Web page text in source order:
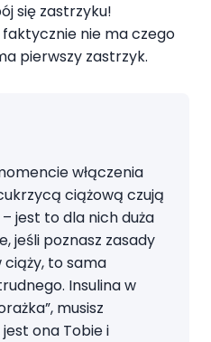
się zastrzyku!
faktycznie nie ma czego
pierwszy zastrzyk.
włączenia
ciążową czują
jest to dla nich duża
jeśli poznasz zasady
ciąży, to sama
Insulina w
musisz
ona Tobie i